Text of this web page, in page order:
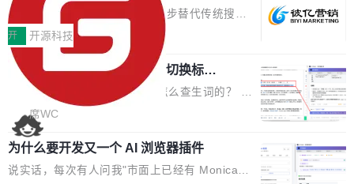
判分功能 03. 添加协作管理员支持树形结构选择
体验优化与修复 •页面与体验优化 优化工作台首
页 UI 展示效果，提升页面使用体验。 优化防切
屏提醒规则，调整为每次切屏均触发提示，提升
考试规范性。 优化登录状...
盘、审批流程设置、办公审批、工作计划、工作
汇报、工作日志、日常办公、财务管理、客户管
理、合同管理、项目管理、任务管理等功能模
块。系统简约，易于功能扩展，方便二次开发，
可以用来做日常 OA，CRM，ERP，业务管理等
系统。 勾股OA6.0.2版本主要是对勾股OA 6第
一个大版本发布的部分功能细节优化和bug问题
修复的版本，具体更新日志如下： 1、补全新版
本的各个审批类型的审批单导出 2、优化各个审
EO公司推荐
当DeepSeek、豆包等大模型逐步替代传统搜索
成为用户获取信息的主要入口,品牌竞争的逻辑变
了:不再是争抢关键词排名,而是想办法进入AI脱
口而出的那个答案。"GEO公司推荐"这个搜索词
背后,折射的是企业面对新兴服务赛道时的集体困
惑——该信谁、看什么、怎么选。 据易观分析
《中国GEO市场产业图谱》数据,2026年中国GE
O行业规模预计达942亿元,同比增长169.7%。G
artner同期预测,传统搜索引擎访问量年内将下滑
开 开源科技
任意网页划词 AI 问答：不用切换标签页
的效率秘诀
看英文技术文档的时候，你是怎么查生词的？ 我
猜大多数人的流程是：选中单词 → Ctrl+C → 切
到翻译标签页 → Ctrl+V → 看翻译 → 切回原
文。遇到不懂的代码片段，再切到 ChatGPT 问
一下。来回切换几次，思路早断了。 今天介绍的
席WC
为什么要开发又一个 AI 浏览器插件
说实话，每次有人问我"市面上已经有 Monica、